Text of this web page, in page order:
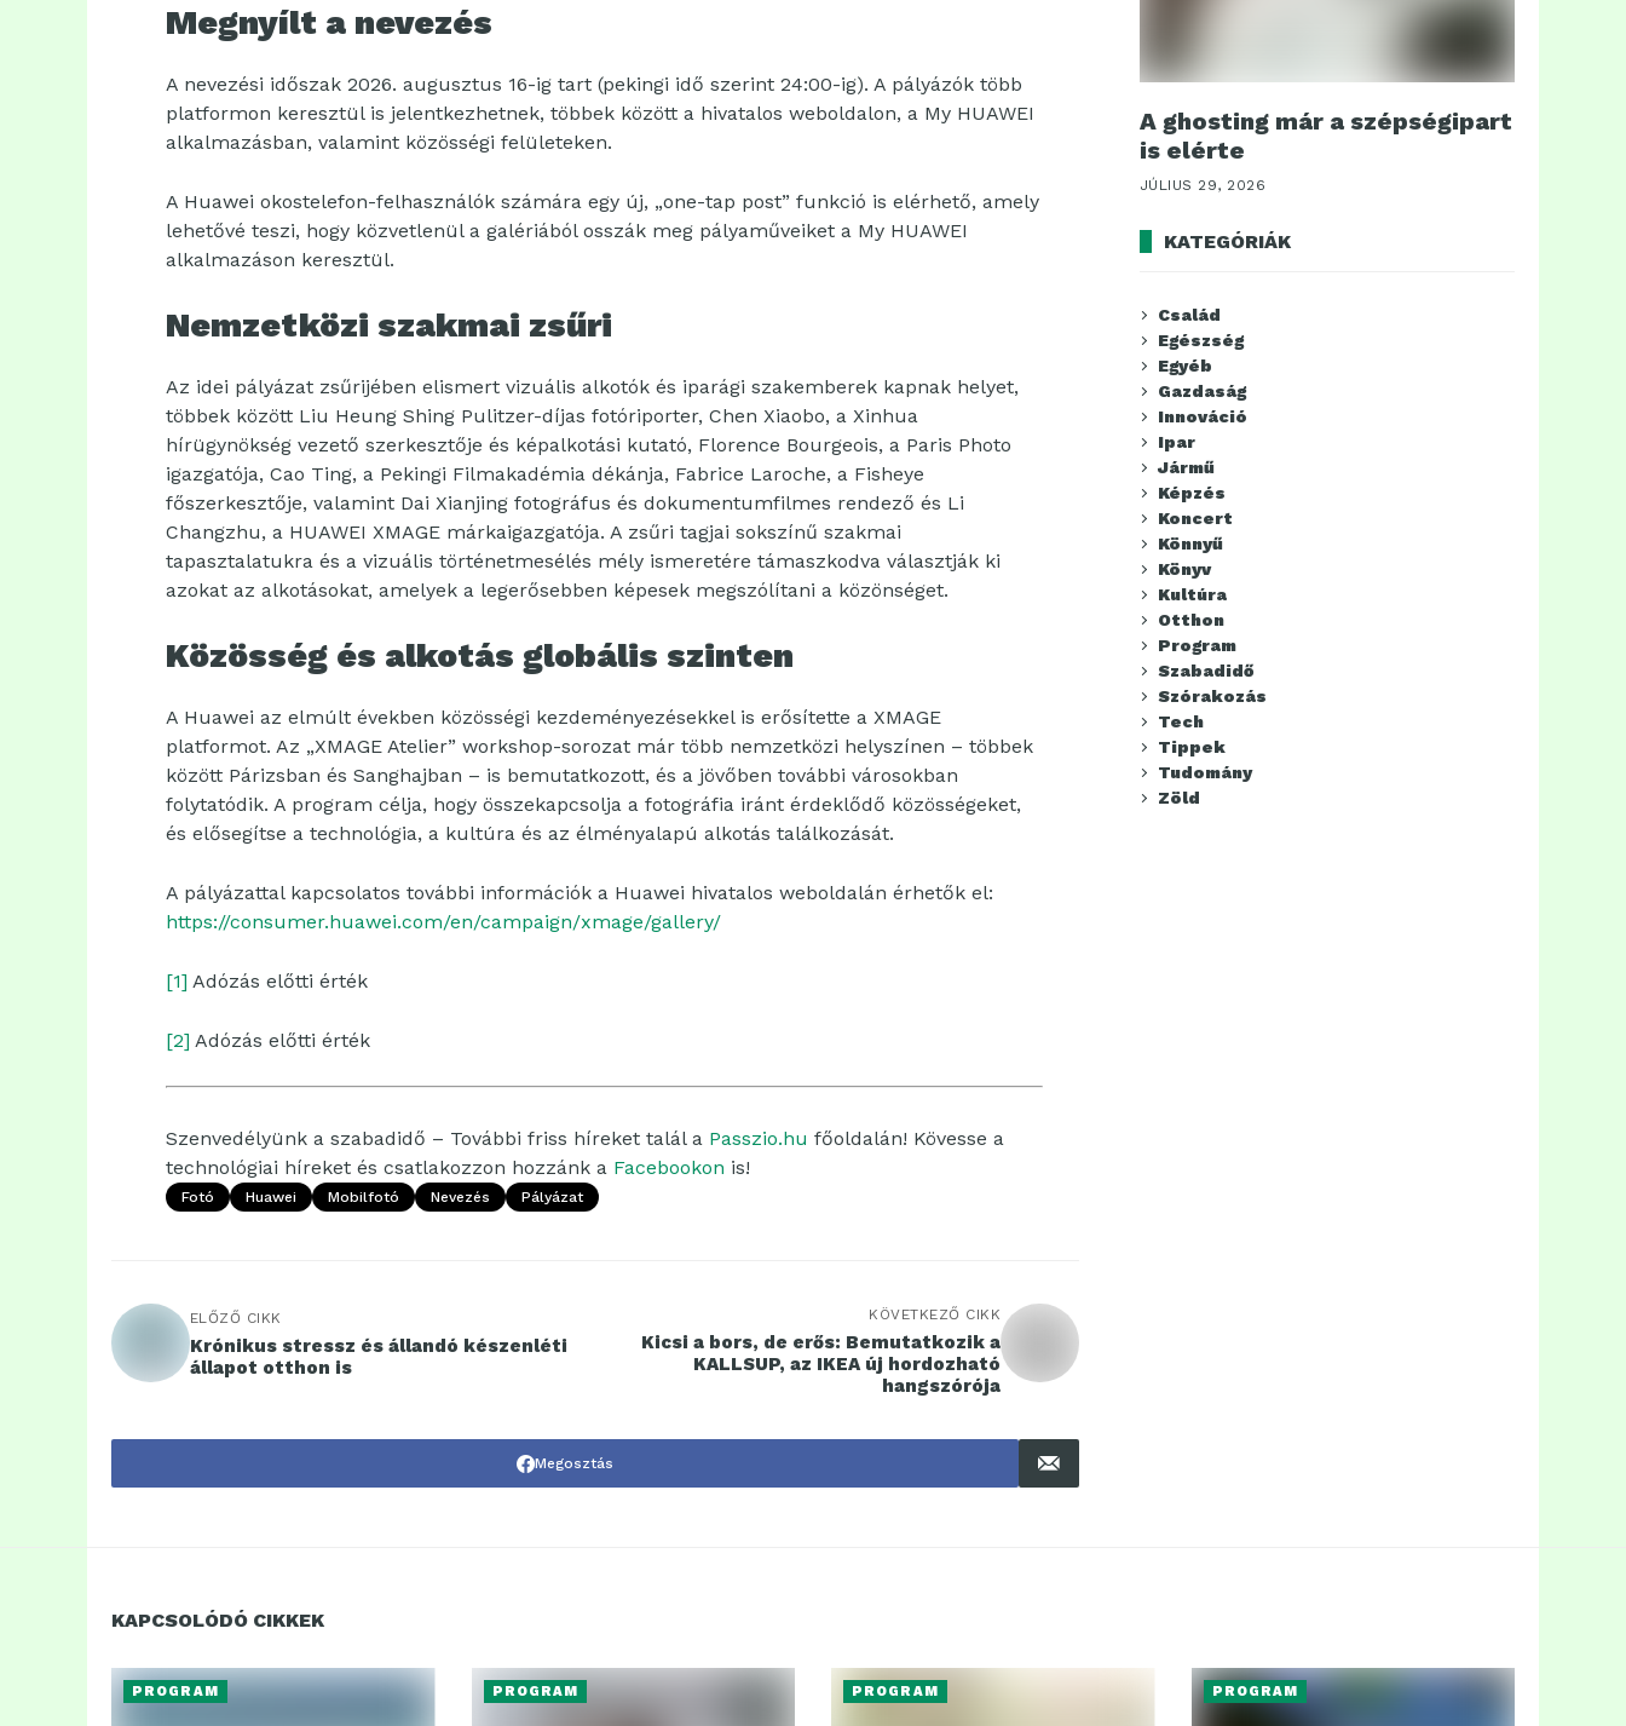
Megnyílt a nevezés
A nevezési időszak 2026. augusztus 16-ig tart (pekingi idő szerint 24:00-ig). A pályázók több
platformon keresztül is jelentkezhetnek, többek között a hivatalos weboldalon, a My HUAWEI
alkalmazásban, valamint közösségi felületeken.
A Huawei okostelefon-felhasználók számára egy új, „one-tap post” funkció is elérhető, amely
lehetővé teszi, hogy közvetlenül a galériából osszák meg pályaműveiket a My HUAWEI
alkalmazáson keresztül.
Nemzetközi szakmai zsűri
Az idei pályázat zsűrijében elismert vizuális alkotók és iparági szakemberek kapnak helyet,
többek között Liu Heung Shing Pulitzer-díjas fotóriporter, Chen Xiaobo, a Xinhua
hírügynökség vezető szerkesztője és képalkotási kutató, Florence Bourgeois, a Paris Photo
igazgatója, Cao Ting, a Pekingi Filmakadémia dékánja, Fabrice Laroche, a Fisheye
főszerkesztője, valamint Dai Xianjing fotográfus és dokumentumfilmes rendező és Li
Changzhu, a HUAWEI XMAGE márkaigazgatója. A zsűri tagjai sokszínű szakmai
tapasztalatukra és a vizuális történetmesélés mély ismeretére támaszkodva választják ki
azokat az alkotásokat, amelyek a legerősebben képesek megszólítani a közönséget.
Közösség és alkotás globális szinten
A Huawei az elmúlt években közösségi kezdeményezésekkel is erősítette a XMAGE
platformot. Az „XMAGE Atelier” workshop-sorozat már több nemzetközi helyszínen – többek
között Párizsban és Sanghajban – is bemutatkozott, és a jövőben további városokban
folytatódik. A program célja, hogy összekapcsolja a fotográfia iránt érdeklődő közösségeket,
és elősegítse a technológia, a kultúra és az élményalapú alkotás találkozását.
A pályázattal kapcsolatos további információk a Huawei hivatalos weboldalán érhetők el:
https://consumer.huawei.com/en/campaign/xmage/gallery/
[1] Adózás előtti érték
[2] Adózás előtti érték
Szenvedélyünk a szabadidő – További friss híreket talál a Passzio.hu főoldalán! Kövesse a
technológiai híreket és csatlakozzon hozzánk a Facebookon is!
Fotó Huawei Mobilfotó Nevezés Pályázat
ELŐZŐ CIKK
Krónikus stressz és állandó készenléti
állapot otthon is
KÖVETKEZŐ CIKK
Kicsi a bors, de erős: Bemutatkozik a
KALLSUP, az IKEA új hordozható
hangszórója
Megosztás
A ghosting már a szépségipart
is elérte
JÚLIUS 29, 2026
KATEGÓRIÁK
Család
Egészség
Egyéb
Gazdaság
Innováció
Ipar
Jármű
Képzés
Koncert
Könnyű
Könyv
Kultúra
Otthon
Program
Szabadidő
Szórakozás
Tech
Tippek
Tudomány
Zöld
KAPCSOLÓDÓ CIKKEK
PROGRAM PROGRAM PROGRAM PROGRAM